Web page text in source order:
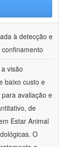
à detecção e
visão
baixo custo e
avaliação e
de
Estar Animal
O